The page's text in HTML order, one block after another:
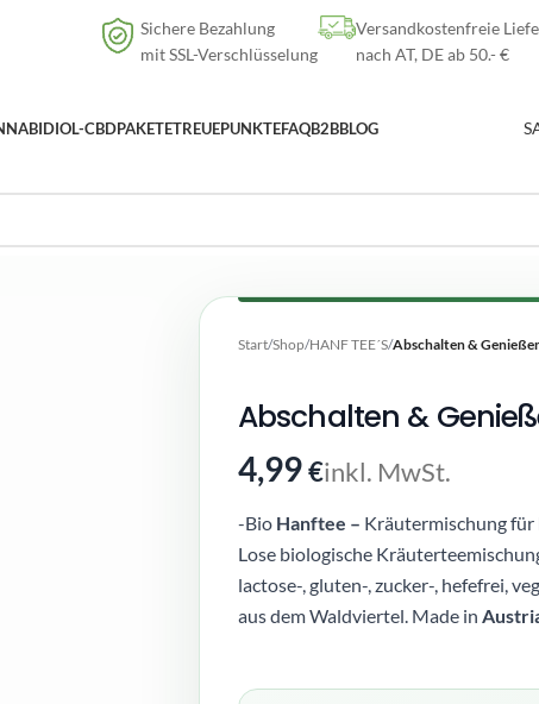
nach AT, DE ab50
Sichere Bezahlung
mit SSL-Verschlüsselung
Versandkostenfreie
nach AT, DE ab 50.- €
CBDPAKETETREUEPUNKTEFAQB2BBLOG
Start/Shop/HANF TEE´S/Abschalten &
Abschalten &
4,99€inkl. MwSt.
-Bio Hanftee – Kräutermischung
Lose biologische
lactose-, gluten-, zucker-, hefefrei,
aus dem Waldviertel. Made in